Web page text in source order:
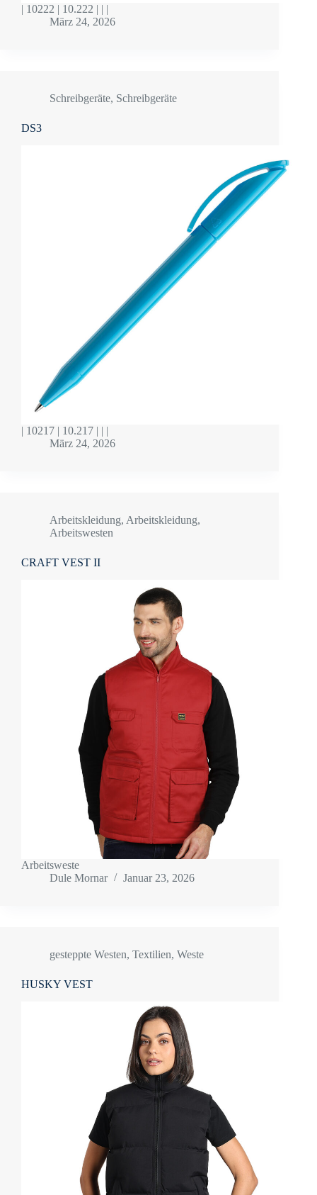
| 10222 | 10.222 | | |
März 24, 2026
Schreibgeräte, Schreibgeräte
DS3
| 10217 | 10.217 | | |
März 24, 2026
Arbeitskleidung, Arbeitskleidung,
Arbeitswesten
CRAFT VEST II
Arbeitsweste
Dule Mornar
Januar 23, 2026
gesteppte Westen, Textilien, Weste
HUSKY VEST